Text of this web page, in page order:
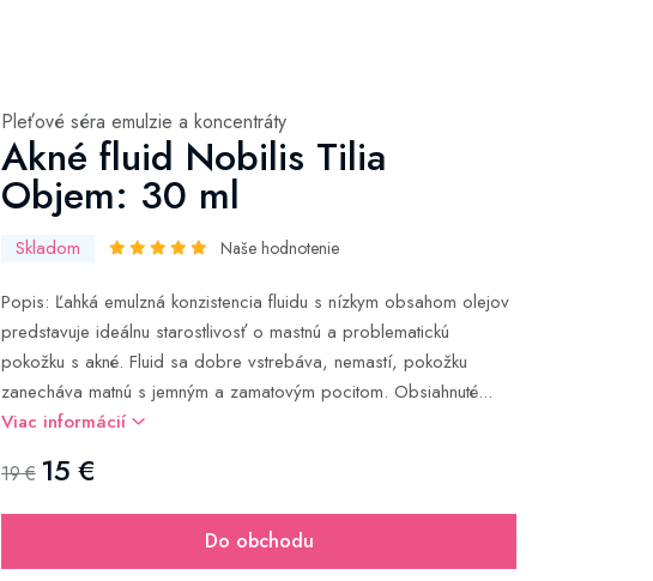
Pleťové séra emulzie a koncentráty
Akné fluid Nobilis Tilia
Objem: 30 ml
Skladom Naše hodnotenie
Popis: Ľahká emulzná konzistencia fluidu s nízkym obsahom olejov
predstavuje ideálnu starostlivosť o mastnú a problematickú
pokožku s akné. Fluid sa dobre vstrebáva, nemastí, pokožku
zanecháva matnú s jemným a zamatovým pocitom. Obsiahnuté...
Viac informácií
19 € 15 €
Do obchodu